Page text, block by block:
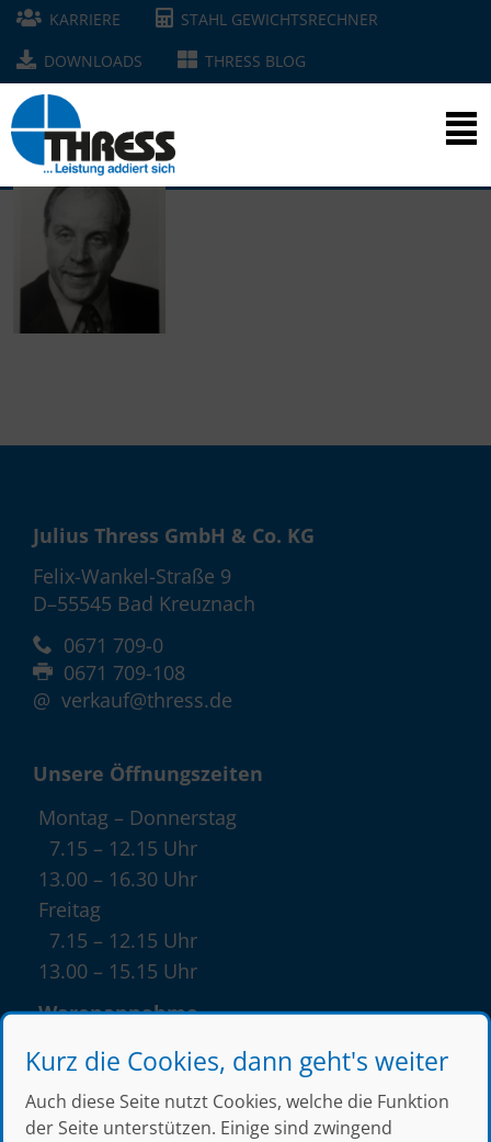
Kurz die Cookies, dann geht's weiter
Auch diese Seite nutzt Cookies, welche die Funktion
der Seite unterstützen. Einige sind zwingend
KARRIERE
STAHL GEWICHTSRECHNER
DOWNLOADS
THRESS BLOG
Julius Thress GmbH & Co. KG
Felix-Wankel-Straße 9
D–55545 Bad Kreuznach
0671 709-0
0671 709-108
@ verkauf@thress.de
Unsere Öffnungszeiten
Montag – Donnerstag
7.15 – 12.15 Uhr
13.00 – 16.30 Uhr
Freitag
7.15 – 12.15 Uhr
13.00 – 15.15 Uhr
Warenannahme
8.00 – 12.15 Uhr
13.00 – 14.30 Uhr
Freitag